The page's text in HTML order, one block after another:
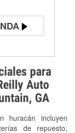
para
Auto
GA
huracán incluyen
de repuesto,